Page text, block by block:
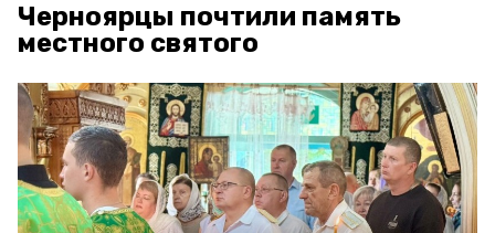
Черноярцы почтили память
местного святого